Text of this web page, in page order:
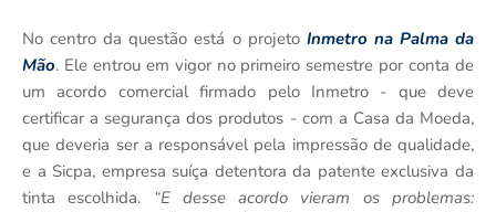
No centro da questão está o projeto Inmetro na Palma da
Mão. Ele entrou em vigor no primeiro semestre por conta de
um acordo comercial firmado pelo Inmetro - que deve
certificar a segurança dos produtos - com a Casa da Moeda,
que deveria ser a responsável pela impressão de qualidade,
e a Sicpa, empresa suíça detentora da patente exclusiva da
tinta escolhida. “E desse acordo vieram os problemas: